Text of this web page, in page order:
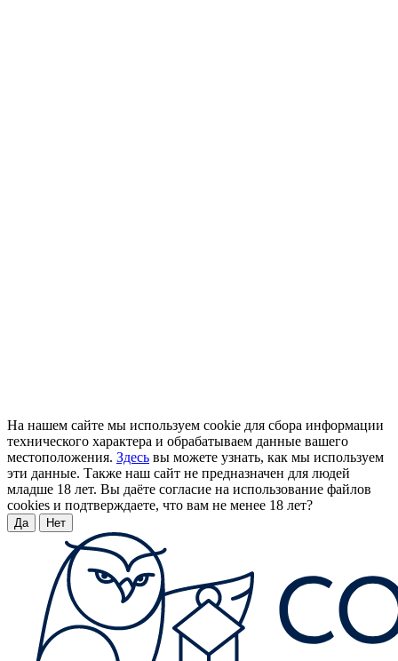
На нашем сайте мы используем cookie для сбора информации
технического характера и обрабатываем данные вашего
местоположения. Здесь вы можете узнать, как мы используем
эти данные. Также наш сайт не предназначен для людей
младше 18 лет. Вы даёте согласие на использование файлов
cookies и подтверждаете, что вам не менее 18 лет?
Да Нет